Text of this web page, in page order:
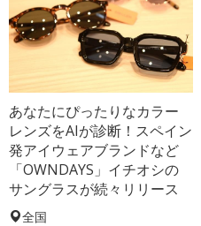
あなたにぴったりなカラー
レンズをAIが診断！スペイン
発アイウェアブランドなど
「OWNDAYS」イチオシの
サングラスが続々リリース
全国